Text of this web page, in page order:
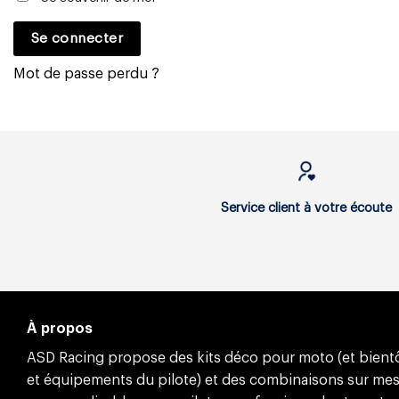
Se connecter
Mot de passe perdu ?
Service client à votre écoute
À propos
ASD Racing propose des kits déco pour moto (et
et équipements du pilote) et des combinaisons sur